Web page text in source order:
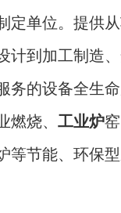
定单位。提供
计到加工制造
务的设备全生
燃烧、 工业炉
等节能、环保